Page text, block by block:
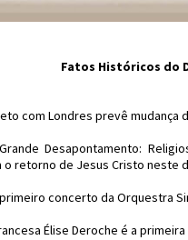
Fatos Históricos do
com Londres prevê mudança
Desapontamento:
retorno de Jesus Cristo neste
concerto da Orquestra
Élise Deroche é a